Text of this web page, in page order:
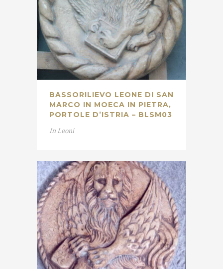
BASSORILIEVO LEONE DI SAN
MARCO IN MOECA IN PIETRA,
PORTOLE D’ISTRIA – BLSM03
In Leoni